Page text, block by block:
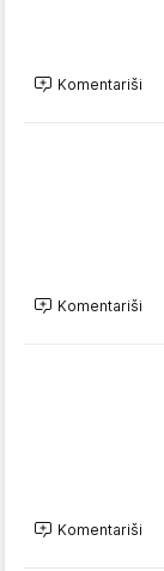
Komentariši
Komentariši
Komentariši